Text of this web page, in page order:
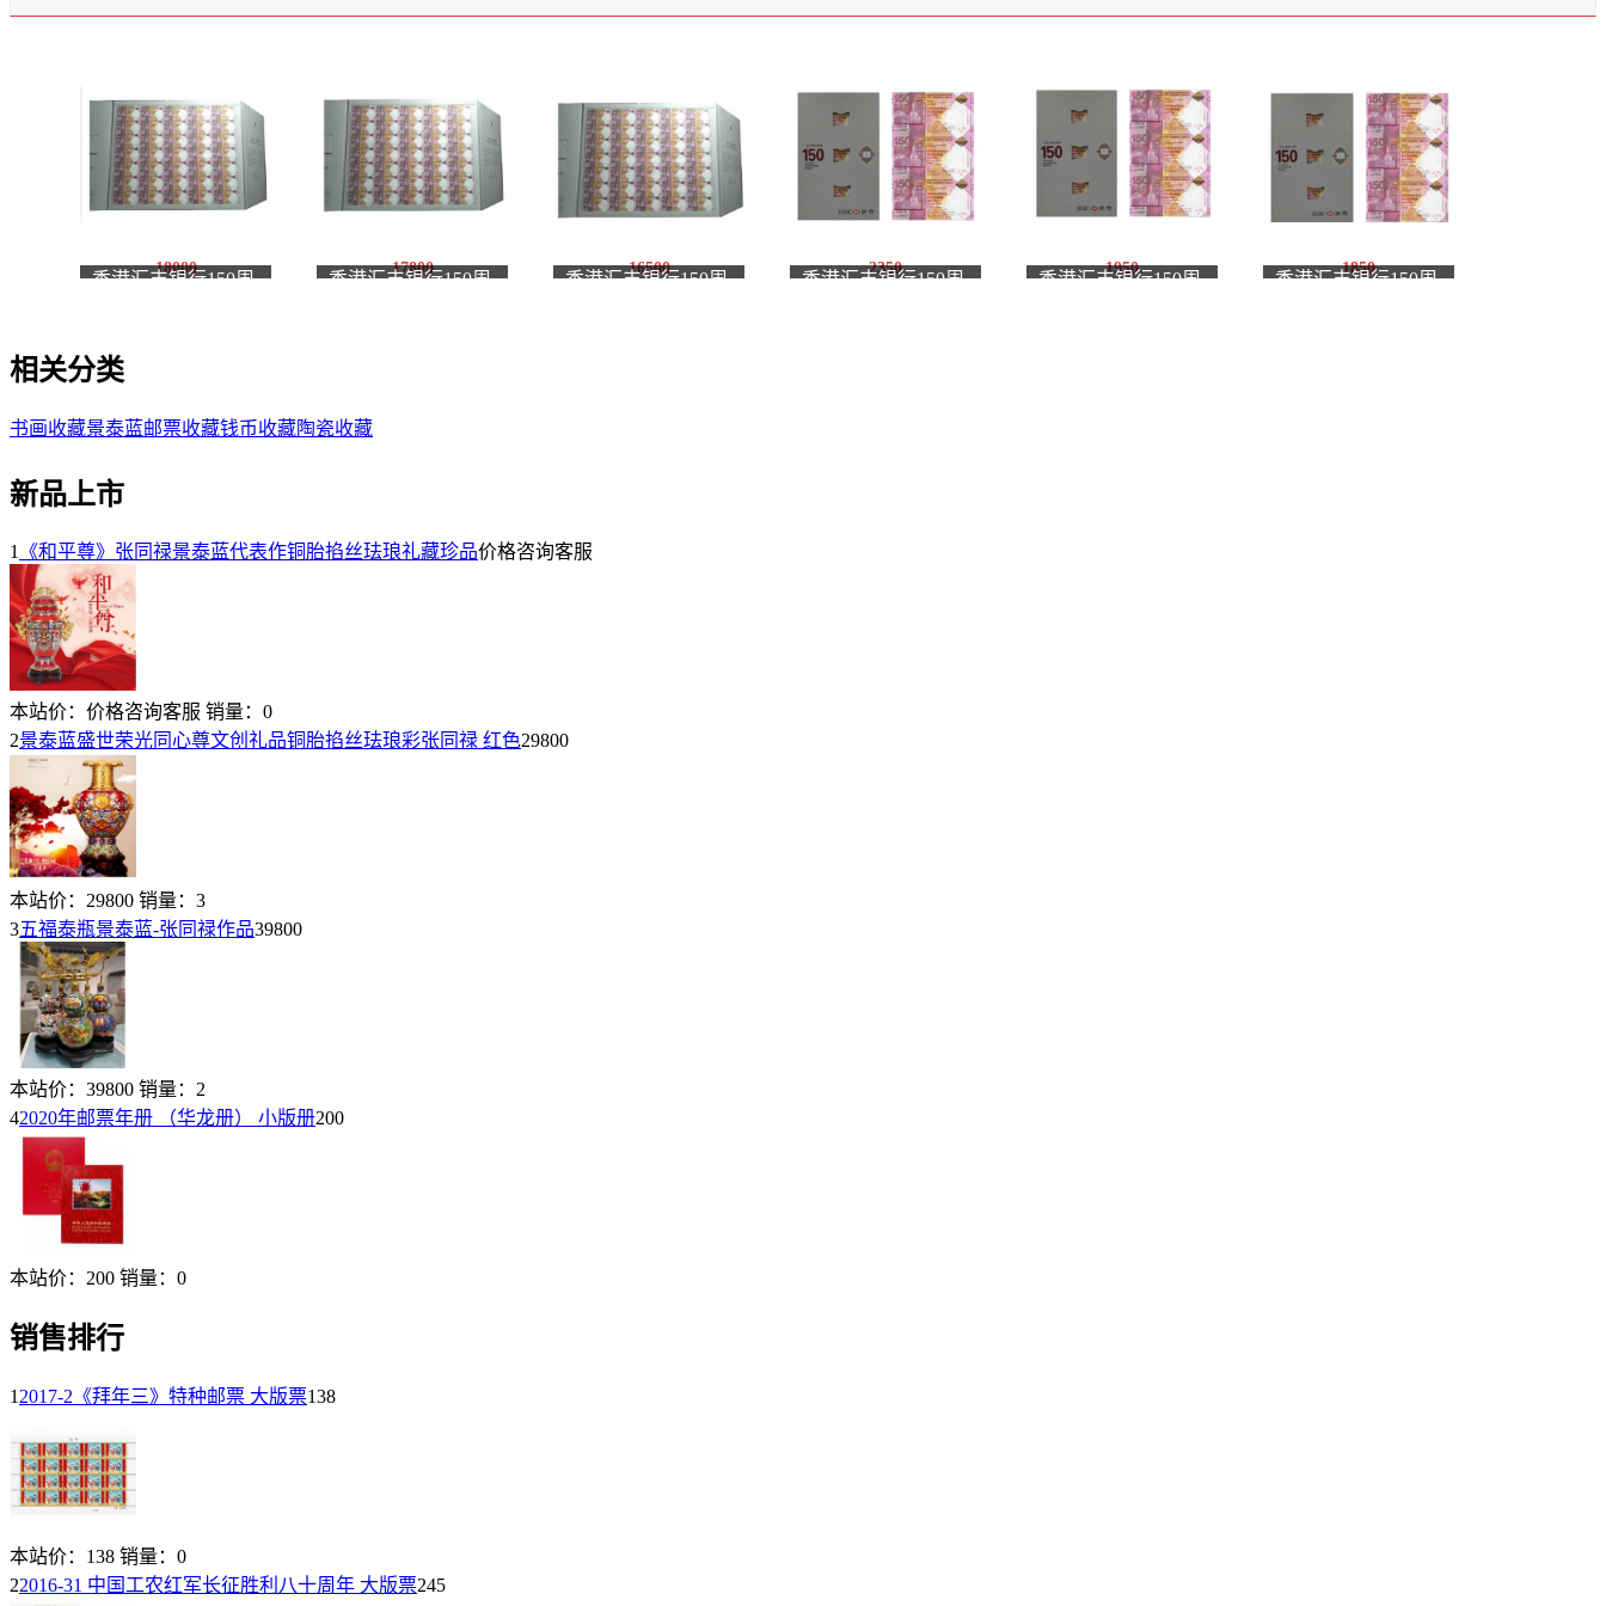
香港汇丰银行150周
47
18000
香港汇丰银行150周
17800
香港汇丰银行150周
16500
香港汇丰银行150周
2350
香港汇丰银行150周
1950
香港汇丰银行150周
1850
相关分类
书画收藏景泰蓝邮票收藏钱币收藏陶瓷收藏
新品上市
1 《和平尊》张同禄景泰蓝代表作铜胎掐丝珐琅礼藏珍品价格咨询客服
本站价： 价格咨询客服 销量： 0
2景泰蓝盛世荣光同心尊文创礼品铜胎掐丝珐琅彩张同禄 红色29800
本站价： 29800 销量： 3
3五福泰瓶景泰蓝-张同禄作品39800
本站价： 39800 销量： 2
42020年邮票年册 （华龙册） 小版册200
本站价： 200 销量： 0
销售排行
1 2017-2《拜年三》特种邮票 大版票138
本站价： 138 销量： 0
22016-31 中国工农红军长征胜利八十周年 大版票245